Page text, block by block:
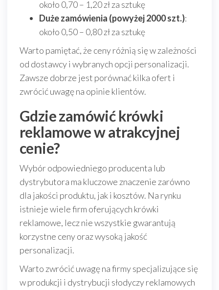
około 0,70 – 1,20 zł za sztukę
Duże zamówienia (powyżej 2000 szt.):
około 0,50 – 0,80 zł za sztukę
Warto pamiętać, że ceny różnią się w zależności
od dostawcy i wybranych opcji personalizacji.
Zawsze dobrze jest porównać kilka ofert i
zwrócić uwagę na opinie klientów.
Gdzie zamówić krówki
reklamowe w atrakcyjnej
cenie?
Wybór odpowiedniego producenta lub
dystrybutora ma kluczowe znaczenie zarówno
dla jakości produktu, jak i kosztów. Na rynku
istnieje wiele firm oferujących krówki
reklamowe, lecz nie wszystkie gwarantują
korzystne ceny oraz wysoką jakość
personalizacji.
Warto zwrócić uwagę na firmy specjalizujące się
w produkcji i dystrybucji słodyczy reklamowych